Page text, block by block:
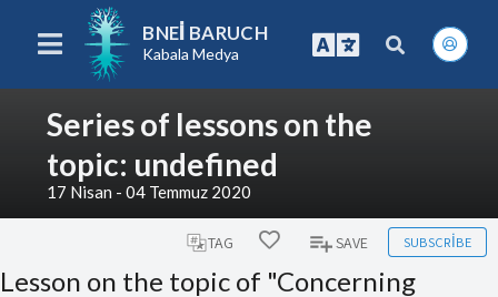
BNEI BARUCH
Kabala Medya
Series of lessons on the
topic: undefined
17 Nisan - 04 Temmuz 2020
TAG SAVE SUBSCRIBE
Lesson on the topic of "Concerning